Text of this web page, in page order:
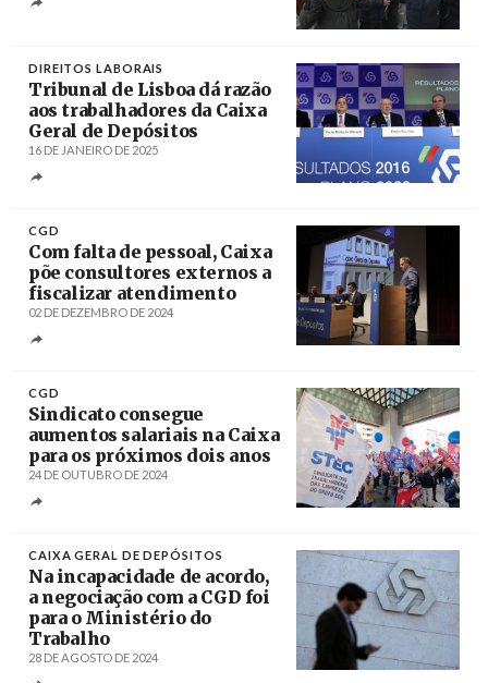
DIREITOS LABORAIS
Tribunal de Lisboa dá razão
aos trabalhadores da Caixa
Geral de Depósitos
16 DE JANEIRO DE 2025
CGD
Com falta de pessoal, Caixa
põe consultores externos a
fiscalizar atendimento
02 DE DEZEMBRO DE 2024
CGD
Sindicato consegue
aumentos salariais na Caixa
para os próximos dois anos
24 DE OUTUBRO DE 2024
CAIXA GERAL DE DEPÓSITOS
Na incapacidade de acordo,
a negociação com a CGD foi
para o Ministério do
Trabalho
28 DE AGOSTO DE 2024